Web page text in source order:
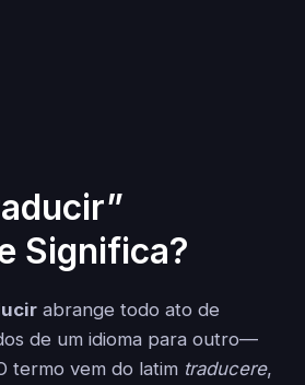
Significa?
abrange todo ato de
de um idioma para outro—
termo vem do latim traducere,